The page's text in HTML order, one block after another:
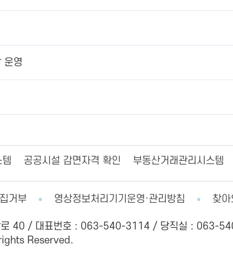
운영
템 공공시설 감면자격 확인 부동산거래관리시스템
거부 영상정보처리기기운영·관리방침 찾아
로 40 / 대표번호 : 063-540-3114 / 당직실 : 063-
Reserved.